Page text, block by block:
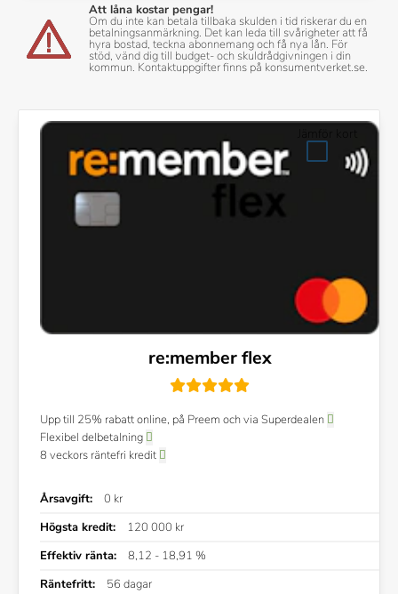
Att låna kostar pengar!
Om du inte kan betala tillbaka skulden i tid riskerar du en
betalningsanmärkning. Det kan leda till svårigheter att få
hyra bostad, teckna abonnemang och få nya lån. För
stöd, vänd dig till budget- och skuldrådgivningen i din
kommun. Kontaktuppgifter finns på konsumentverket.se.
re:member flex
Upp till 25% rabatt online, på Preem och via Superdealen
Flexibel delbetalning
8 veckors räntefri kredit
Årsavgift:
0 kr
Högsta kredit:
120 000 kr
Effektiv ränta:
8,12 - 18,91 %
Räntefritt:
56 dagar